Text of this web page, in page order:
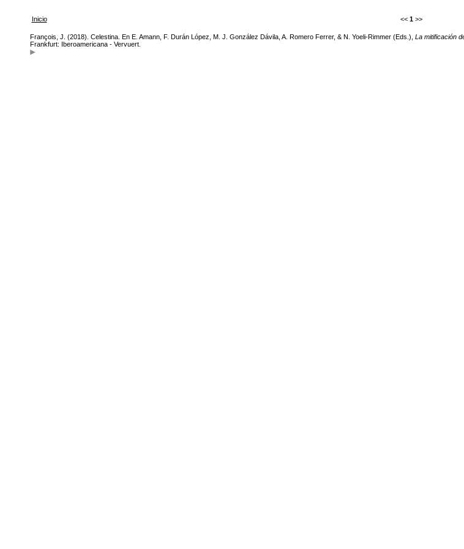
Inicio << 1 >>
François, J. (2018). Celestina. En E. Amann, F. Durán López, M. J. González Dávila, A. Romero Ferrer, & N. Yoeli-Rimmer (Eds.), La mitificación
Frankfurt: Iberoamericana - Vervuert.